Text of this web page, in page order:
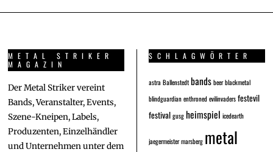
METAL STRIKER
MAGAZIN
Der Metal Striker vereint
Bands, Veranstalter, Events,
Szene-Kneipen, Labels,
Produzenten, Einzelhändler
und Unternehmen unter dem
SCHLAGWÖRTER
astra Ballenstedtbandsbeerblackmetal
blindguardianenthronedevilinvadersfestevil
festivalgusgheimspiel icedearth
jaegermeistermarsberg metal